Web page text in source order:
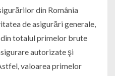
din România
de asigurări generale,
din totalul primelor brute
autorizate şi
valoarea primelor